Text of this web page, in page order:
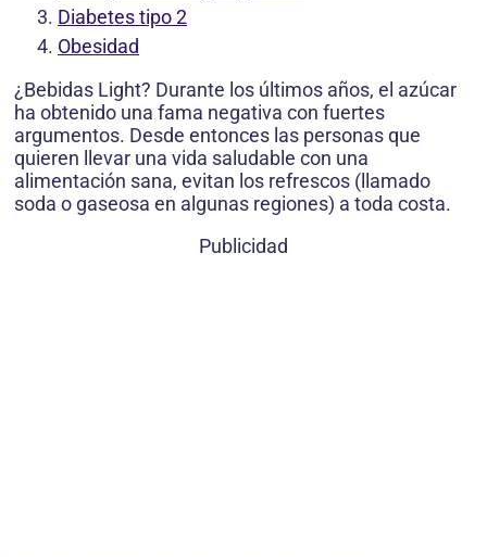
Diabetes tipo 2
Obesidad
¿Bebidas Light? Durante los últimos años, el azúcar
ha obtenido una fama negativa con fuertes
argumentos. Desde entonces las personas que
quieren llevar una vida saludable con una
alimentación sana, evitan los refrescos (llamado
soda o gaseosa en algunas regiones) a toda costa.
Publicidad